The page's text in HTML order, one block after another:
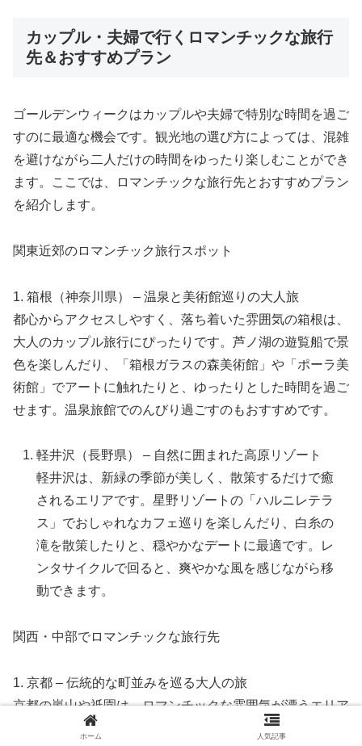
カップル・夫婦で行くロマンチックな旅行
先＆おすすめプラン
ゴールデンウィークはカップルや夫婦で特別な時間を過ご
すのに最適な機会です。観光地の選び方によっては、混雑
を避けながら二人だけの時間をゆったり楽しむことができ
ます。ここでは、ロマンチックな旅行先とおすすめプラン
を紹介します。
関東近郊のロマンチック旅行スポット
1. 箱根（神奈川県） – 温泉と美術館巡りの大人旅
都心からアクセスしやすく、落ち着いた雰囲気の箱根は、
大人のカップル旅行にぴったりです。芦ノ湖の遊覧船で景
色を楽しんだり、「箱根ガラスの森美術館」や「ポーラ美
術館」でアートに触れたりと、ゆったりとした時間を過ご
せます。温泉旅館でのんびり過ごすのもおすすめです。
軽井沢（長野県） – 自然に囲まれた高原リゾート
軽井沢は、新緑の季節が美しく、散策するだけで癒
されるエリアです。星野リゾートの「ハルニレテラ
ス」でおしゃれなカフェ巡りを楽しんだり、白糸の
滝を散策したりと、穏やかなデートに最適です。レ
ンタサイクルで回ると、爽やかな風を感じながら移
動できます。
関西・中部でロマンチックな旅行先
1. 京都 – 伝統的な町並みを巡る大人の旅
京都の嵐山や祇園は、ロマンチックな雰囲気が漂うエリア
です。特に夕暮れ時の「渡月橋」や、ライトアップされた
ホーム 人気記事